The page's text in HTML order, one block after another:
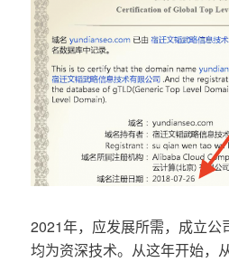
2021年，应发展所需，成立公
均为资深技术。从这年开始，